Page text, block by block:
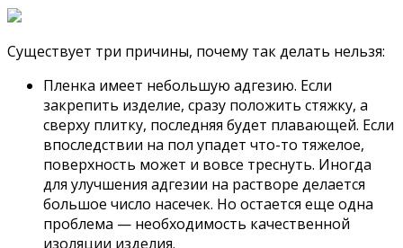
Существует три причины, почему так делать нельзя:
Пленка имеет небольшую адгезию. Если
закрепить изделие, сразу положить стяжку, а
сверху плитку, последняя будет плавающей. Если
впоследствии на пол упадет что-то тяжелое,
поверхность может и вовсе треснуть. Иногда
для улучшения адгезии на растворе делается
большое число насечек. Но остается еще одна
проблема — необходимость качественной
изоляции изделия.